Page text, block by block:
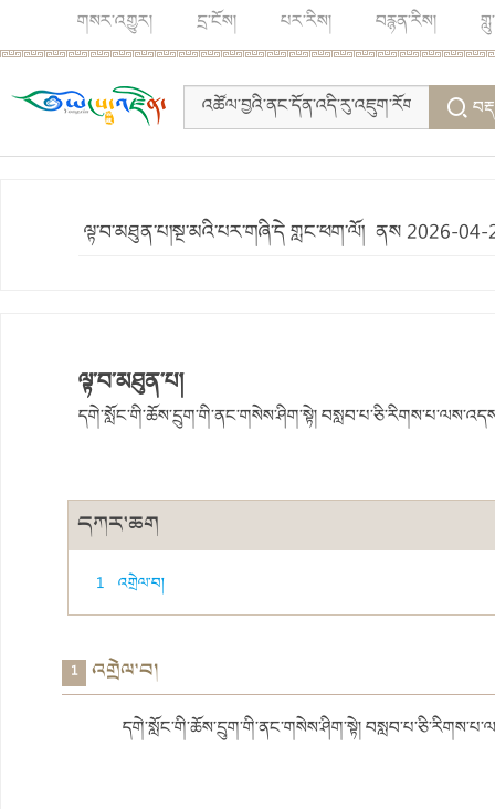
གསར་འགྱུར། དྲ་ངོས། པར་རིས། བརྙན་རིས།
ལྟ་བ་མཐུན་པ།སྔ་མའི་པར་གཞི་དེ གླང་ཕག་ལོ། ནས 2026-
ལྟ་བ་མཐུན་པ།
དགེ་སློང་གི་ཆོས་དྲུག་གི་ནང་གསེས་ཤིག་སྟེ།
དཀར་ཆག
1 ​འགྲེལ་བ།
1 ​འགྲེལ་བ།
དགེ་སློང་གི་ཆོས་དྲུག་གི་ནང་གསེས་ཤིག་སྟེ།